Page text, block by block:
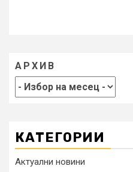
АРХИВ
КАТЕГОРИИ
Актуални новини